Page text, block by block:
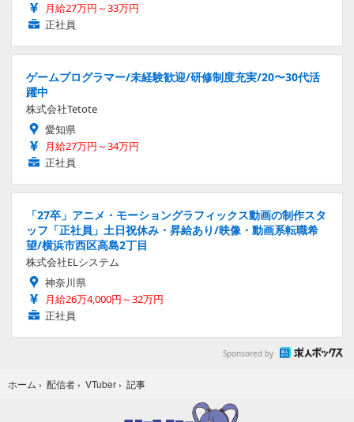
月給27万円～33万円
正社員
ゲームプログラマー/未経験歓迎/研修制度充実/20〜30代活
躍中
株式会社Tetote
愛知県
月給27万円～34万円
正社員
「27卒」アニメ・モーショングラフィックス動画の制作スタ
ッフ「正社員」土日祝休み・昇給あり/映像・動画系転職希
望/横浜市西区高島2丁目
株式会社ELシステム
神奈川県
月給26万4,000円～32万円
正社員
Sponsored by
ホーム › 配信者 › VTuber › 記事